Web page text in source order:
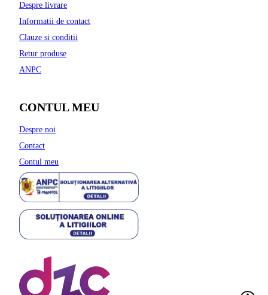
Despre livrare
Informatii de contact
Clauze si conditii
Retur produse
ANPC
CONTUL MEU
Despre noi
Contact
Contul meu